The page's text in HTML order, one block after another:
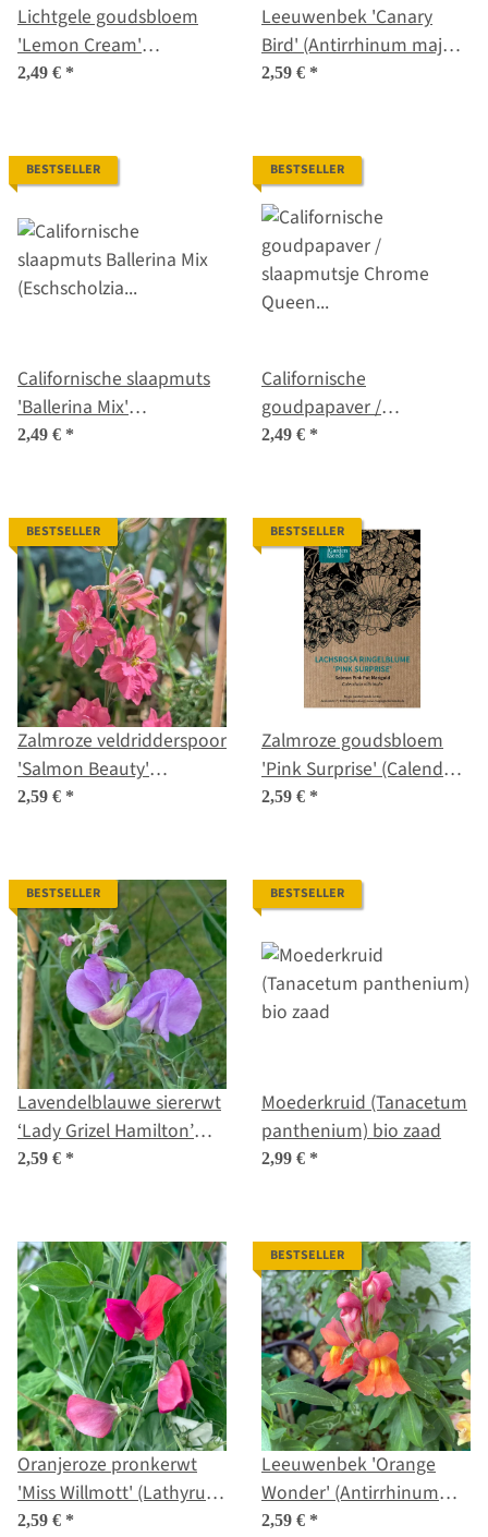
Lichtgele goudsbloem
'Lemon Cream'
(Calendula officinalis)
2,49 € *
Leeuwenbek 'Canary
Bird' (Antirrhinum majus)
zaden
2,59 € *
BESTSELLER
Californische slaapmuts
'Ballerina Mix'
(Eschscholzia californica)
2,49 € *
BESTSELLER
Californische
goudpapaver /
slaapmutsje 'Chrome
2,49 € *
BESTSELLER
Zalmroze veldridderspoor
'Salmon Beauty'
(Consolida ajacis) zaden
2,59 € *
BESTSELLER
Zalmroze goudsbloem
'Pink Surprise' (Calendula
officinalis) zaad
2,59 € *
BESTSELLER
Lavendelblauwe siererwt
‘Lady Grizel Hamilton’
(Lathyrus odoratus)
2,59 € *
BESTSELLER
Moederkruid (Tanacetum
panthenium) bio zaad
2,99 € *
Oranjeroze pronkerwt
'Miss Willmott' (Lathyrus
odoratus) zaden
2,59 € *
BESTSELLER
Leeuwenbek 'Orange
Wonder' (Antirrhinum
majus) zaden
2,59 € *